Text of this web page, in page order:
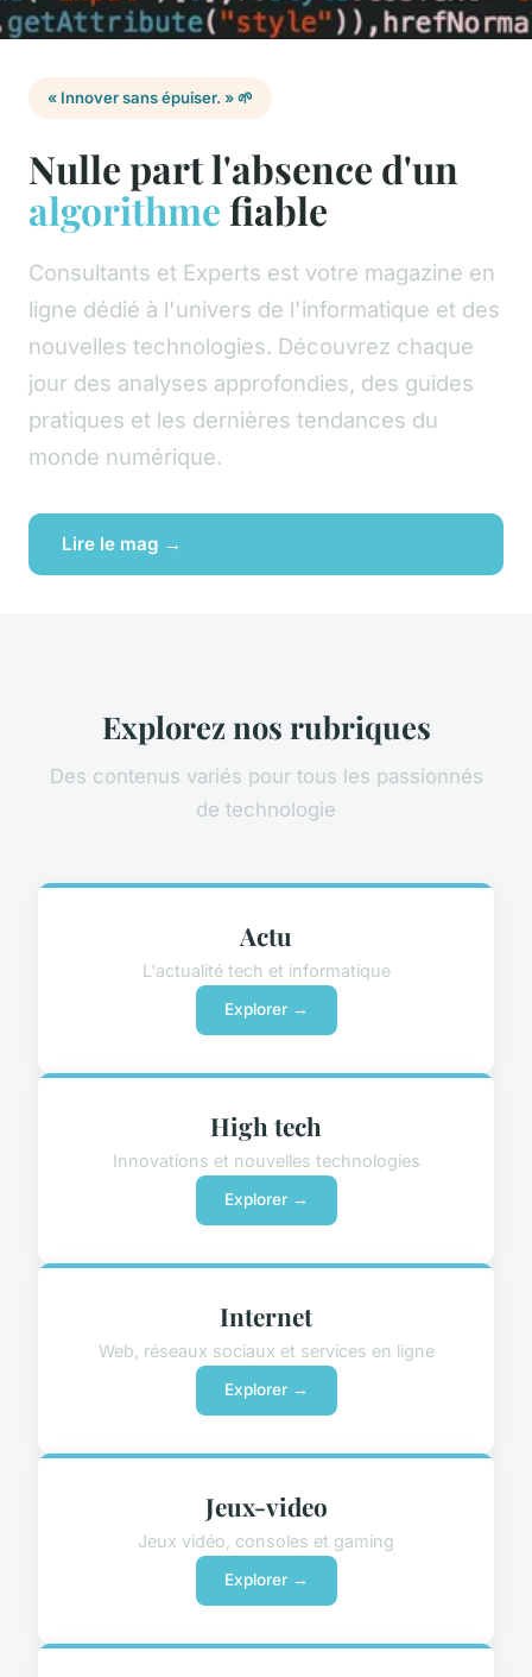
« Innover sans épuiser. » 🌱
Nulle part l'absence d'un
algorithmefiable
Consultants et Experts est votre magazine en
ligne dédié à l'univers de l'informatique et des
nouvelles technologies. Découvrez chaque
jour des analyses approfondies, des guides
pratiques et les dernières tendances du
monde numérique.
Lire le mag →
Explorez nos rubriques
Des contenus variés pour tous les passionnés
de technologie
Actu
L'actualité tech et informatique
Explorer →
High tech
Innovations et nouvelles technologies
Explorer →
Internet
Web, réseaux sociaux et services en ligne
Explorer →
Jeux-video
Jeux vidéo, consoles et gaming
Explorer →